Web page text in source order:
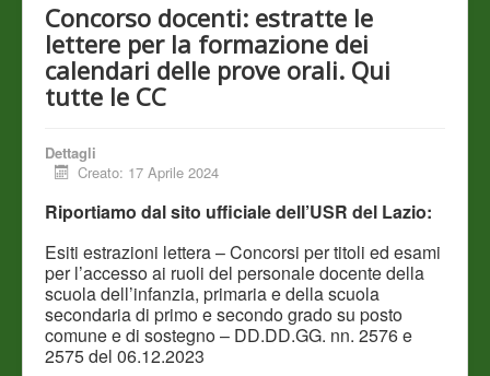
Concorso docenti: estratte le
lettere per la formazione dei
calendari delle prove orali. Qui
tutte le CC
Dettagli
Creato: 17 Aprile 2024
Riportiamo dal sito ufficiale dell’USR del Lazio:
Esiti estrazioni lettera – Concorsi per titoli ed esami
per l’accesso ai ruoli del personale docente della
scuola dell’infanzia, primaria e della scuola
secondaria di primo e secondo grado su posto
comune e di sostegno – DD.DD.GG. nn. 2576 e
2575 del 06.12.2023